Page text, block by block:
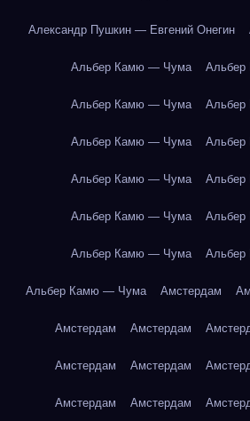
Александр Пушкин — Евгений Онегин
Альбер Камю — Чума
Альбер Камю — Чума
Альбер Камю — Чума
Альбер Камю — Чума
Альбер Камю — Чума
Альбер Камю — Чума
Альбер Камю — Чума Амстердам
Амстердам Амстердам
Амстердам Амстердам
Амстердам Амстердам